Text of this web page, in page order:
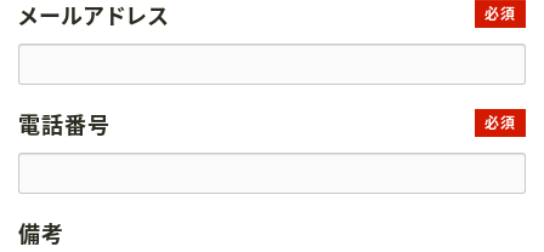
メールアドレス 必須
電話番号 必須
備考